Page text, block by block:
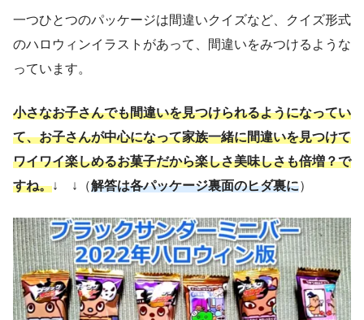
一つひとつのパッケージは間違いクイズなど、クイズ形式
のハロウィンイラストがあって、間違いをみつけるような
っています。
小さなお子さんでも間違いを見つけられるようになってい
て、お子さんが中心になって家族一緒に間違いを見つけて
ワイワイ楽しめるお菓子だから楽しさ美味しさも倍増？で
すね。↓ ↓（解答は各パッケージ裏面のヒダ裏に）